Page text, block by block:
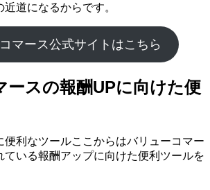
道になるからです。
マース公式サイトはこちら
ースの報酬UPに向けた便
ここからはバリューコマー
ている報酬アップに向けた便利ツールを